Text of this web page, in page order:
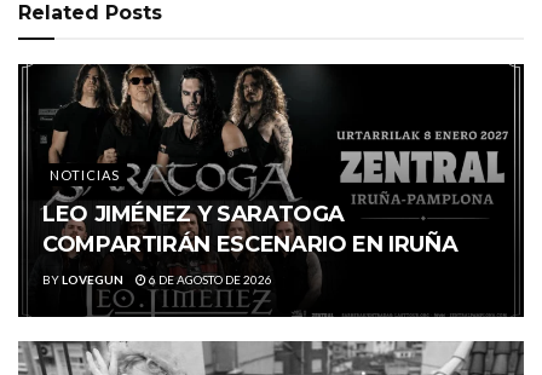
Related Posts
NOTICIAS
LEO JIMÉNEZ Y SARATOGA
COMPARTIRÁN ESCENARIO EN IRUÑA
BYLOVEGUN 6 DE AGOSTO DE 2026